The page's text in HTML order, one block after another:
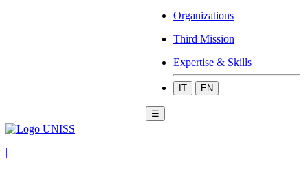
Organizations
Third Mission
Expertise & Skills
IT EN
☰
|